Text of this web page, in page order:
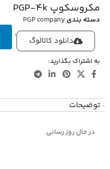
مکروسکوپ PGP-4k
دسته بندیPGP company
دانلود کاتالوگ '
به اشتراک بگذارید:
توضیحات
در حال روز رسانی